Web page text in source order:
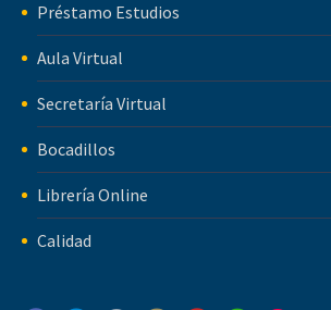
Préstamo Estudios
Aula Virtual
Secretaría Virtual
Bocadillos
Librería Online
Calidad